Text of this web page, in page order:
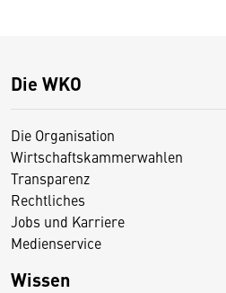
Die WKO
Die Organisation
Wirtschaftskammerwahlen
Transparenz
Rechtliches
Jobs und Karriere
Medienservice
Wissen